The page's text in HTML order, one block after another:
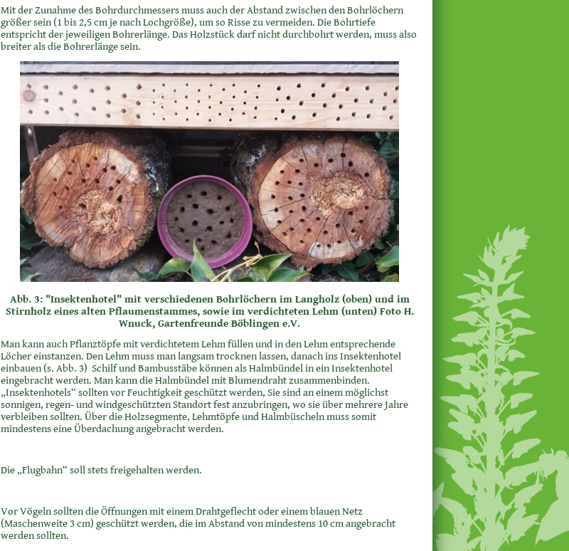
Mit der Zunahme des Bohrdurchmessers muss auch der Abstand zwischen den Bohrlöchern
größer sein (1 bis 2,5 cm je nach Lochgröße), um so Risse zu vermeiden. Die Bohrtiefe
entspricht der jeweiligen Bohrerlänge. Das Holzstück darf nicht durchbohrt werden, muss also
breiter als die Bohrerlänge sein.
Abb. 3: "Insektenhotel" mit verschiedenen Bohrlöchern im Langholz (oben) und im
Stirnholz eines alten Pflaumenstammes, sowie im verdichteten Lehm (unten) Foto H.
Wnuck, Gartenfreunde Böblingen e.V.
Man kann auch Pflanztöpfe mit verdichtetem Lehm füllen und in den Lehm entsprechende
Löcher einstanzen. Den Lehm muss man langsam trocknen lassen, danach ins Insektenhotel
einbauen (s. Abb. 3) Schilf und Bambusstäbe können als Halmbündel in ein Insektenhotel
eingebracht werden. Man kann die Halmbündel mit Blumendraht zusammenbinden.
„Insektenhotels“ sollten vor Feuchtigkeit geschützt werden, Sie sind an einem möglichst
sonnigen, regen- und windgeschützten Standort fest anzubringen, wo sie über mehrere Jahre
verbleiben sollten. Über die Holzsegmente, Lehmtöpfe und Halmbüscheln muss somit
mindestens eine Überdachung angebracht werden.
Die „Flugbahn“ soll stets freigehalten werden.
Vor Vögeln sollten die Öffnungen mit einem Drahtgeflecht oder einem blauen Netz
(Maschenweite 3 cm) geschützt werden, die im Abstand von mindestens 10 cm angebracht
werden sollten.